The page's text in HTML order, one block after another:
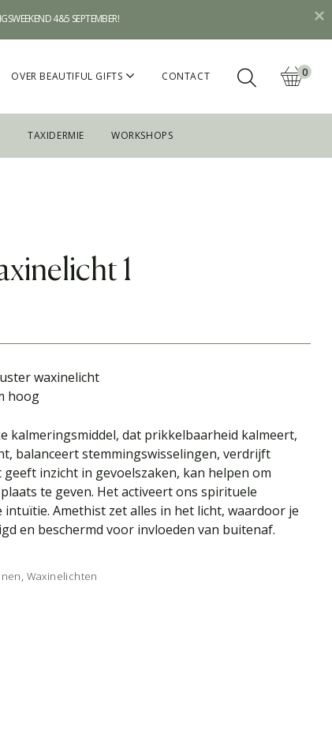
OVER BEAUTIFUL GIFTS CONTACT 0
TAXIDERMIE WORKSHOPS
1
waxinelicht
hoog
kalmeringsmiddel, dat prikkelbaarheid kalmeert,
balanceert stemmingswisselingen, verdrijft
inzicht in gevoelszaken, kan helpen om
te geven. Het activeert ons spirituele
Amethist zet alles in het licht, waardoor je
en beschermd voor invloeden van buitenaf.
Waxinelichten
4&5 SEPTEMBER!